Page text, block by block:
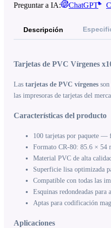
Preguntar a IA: ChatGPT
Descripción
Tarjetas de PVC Vírgenes
Las tarjetas de PVC vírgenes
las impresoras de tarjetas del
Características del producto
100 tarjetas por paquete —
Formato CR-80: 85.6 × 54
Material PVC de alta
Superficie lisa optimizada
Compatible con todas las
Esquinas redondeadas para
Aptas para codificación
Aplicaciones